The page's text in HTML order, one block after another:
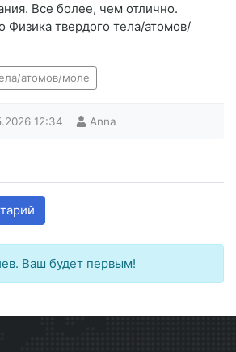
Все более, чем отлично.
Физика твердого тела/атомов/
атомов/моле
12:34 Anna
Ваш будет первым!